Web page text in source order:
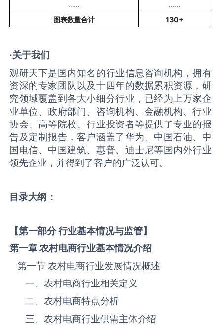
……
……
图表数量合计
130+
·关于我们
观研天下是国内知名的行业信息咨询机构，拥有
资深的专家团队以及十四年的数据累积资源，研
究领域覆盖到各大小细分行业，已经为上万家企
业单位、政府部门、咨询机构、金融机构、行业
协会、高等院校、行业投资者等提供了专业的报
告及定制报告 ，客户涵盖了华为、中国石油、中
国电信、中国建筑、惠普、迪士尼等国内外行业
领先企业，并得到了客户的广泛认可。
目录大纲：
【第一部分 行业基本情况与监管】
第一章 农村电商行业基本情况介绍
第一节 农村电商‌‌‌行业发展情况概述
一、农村电商‌‌‌行业相关定义
二、农村电商‌‌‌特点分析
三、农村电商‌‌‌行业供需主体介绍